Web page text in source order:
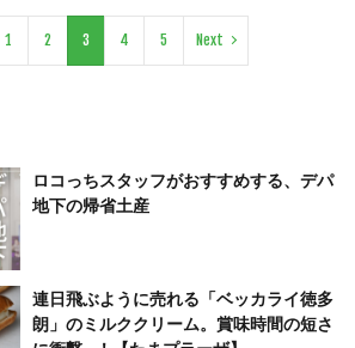
1 2 3 4 5 Next
ロコっちスタッフがおすすめする、デパ
地下の帰省土産
連日飛ぶように売れる「ベッカライ徳多
朗」のミルククリーム。賞味時間の短さ